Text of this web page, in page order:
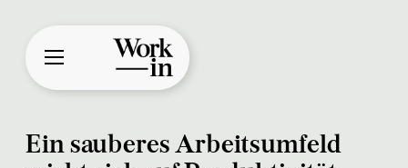
Ein sauberes Arbeitsumfeld